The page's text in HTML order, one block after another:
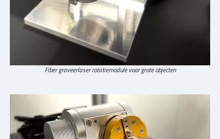
Fiber graveerlaser rotatiemodule voor grote objecten